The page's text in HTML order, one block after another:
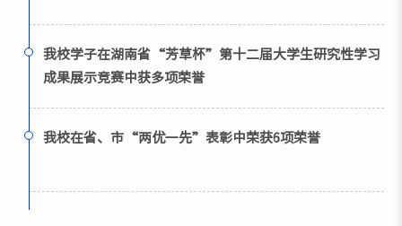
我校学子在湖南省“芳草杯”第十二届大学生研究性学习
成果展示竞赛中获多项荣誉
我校在省、市“两优一先”表彰中荣获6项荣誉